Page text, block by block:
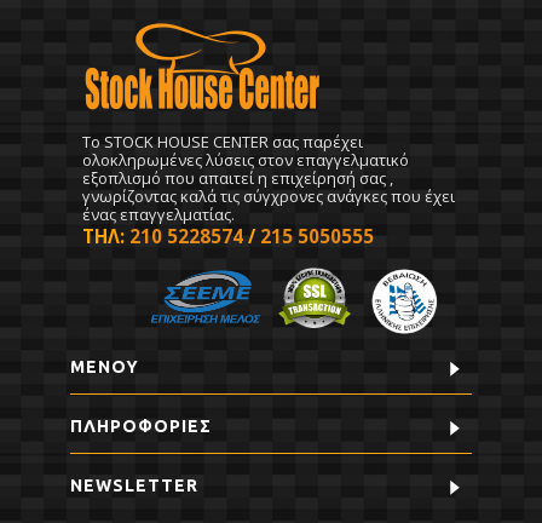
To STOCK HOUSE CENTER σας παρέχει
ολοκληρωμένες λύσεις στον επαγγελματικό
εξοπλισμό που απαιτεί η επιχείρησή σας ,
γνωρίζοντας καλά τις σύγχρονες ανάγκες που έχει
ένας επαγγελματίας.
ΤΗΛ: 210 5228574 / 215 5050555
ΜΕΝΟΥ
ΠΛΗΡΟΦΟΡΊΕΣ
NEWSLETTER